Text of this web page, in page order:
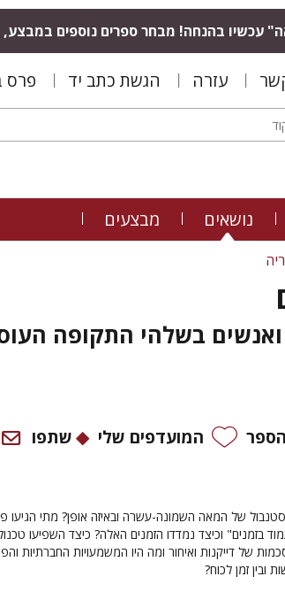
עכשיו בהנחה! מבחר ספרים נוספים
עזרה הגשת כתב יד פרס
נושאים מבצעים
בשלהי התקופה
המועדפים שלי שתפו
של המאה השמונה-עשרה ובאיזה אופן? מתי הגיעו
בזמנים" וכיצד נמדדו הזמנים האלה? כיצד השפיעו
של דייקנות ואיחור ומה היו המשמעויות החברתיות
ובין זמן לכוח?